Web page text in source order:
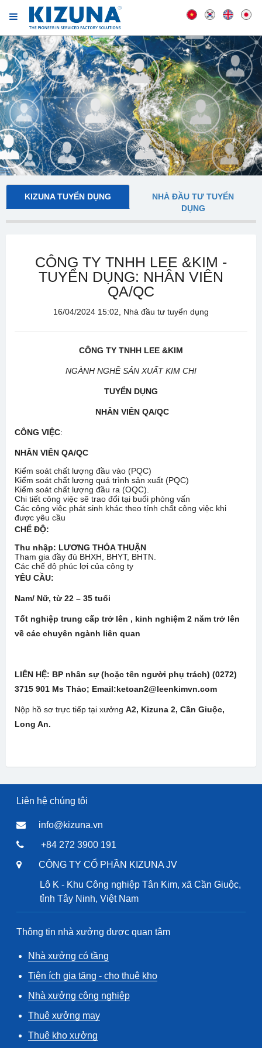
KIZUNA TUYỂN DỤNG
NHÀ ĐẦU TƯ TUYỂN
DỤNG
CÔNG TY TNHH LEE &KIM -
TUYỂN DỤNG: NHÂN VIÊN
QA/QC
16/04/2024 15:02, Nhà đầu tư tuyển dụng
CÔNG TY TNHH LEE &KIM
NGÀNH NGHỀ SẢN XUẤT KIM CHI
TUYỂN DỤNG
NHÂN VIÊN QA/QC
CÔNG VIỆC:
NHÂN VIÊN QA/QC
Kiểm soát chất lượng đầu vào (PQC)
Kiểm soát chất lượng quá trình sản xuất (PQC)
Kiểm soát chất lượng đầu ra (OQC).
Chi tiết công việc sẽ trao đổi tại buổi phỏng vấn
Các công việc phát sinh khác theo tính chất công việc khi
được yêu cầu
CHẾ ĐỘ:
Thu nhập: LƯƠNG THỎA THUẬN
Tham gia đầy đủ BHXH, BHYT, BHTN.
Các chế độ phúc lợi của công ty
YÊU CẦU:
Nam/ Nữ, từ 22 – 35 tuổi
Tốt nghiệp trung cấp trở lên , kinh nghiệm 2 năm trở lên
về các chuyên ngành liên quan
LIÊN HỆ: BP nhân sự (hoặc tên người phụ trách) (0272)
3715 901 Ms Thảo; Email:ketoan2@leenkimvn.com
Nộp hồ sơ trực tiếp tại xưởng A2, Kizuna 2, Cần Giuộc,
Long An.
Liên hệ chúng tôi
info@kizuna.vn
+84 272 3900 191
CÔNG TY CỔ PHẦN KIZUNA JV
Lô K - Khu Công nghiệp Tân Kim, xã Cần Giuộc,
tỉnh Tây Ninh, Việt Nam
Thông tin nhà xưởng được quan tâm
Nhà xưởng có tầng
Tiện ích gia tăng - cho thuê kho
Nhà xưởng công nghiệp
Thuê xưởng may
Thuê kho xưởng